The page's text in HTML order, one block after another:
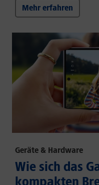
Mehr erfahren
Geräte & Hardware
Wie sich das
kompakten